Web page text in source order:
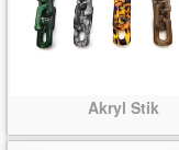
Akryl Stik